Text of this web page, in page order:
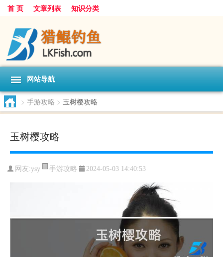
首 页 文章列表 知识分类
网站导航
> 手游攻略 > 玉树樱攻略
玉树樱攻略
网友:ysy 手游攻略 2024-05-03 14:40:53